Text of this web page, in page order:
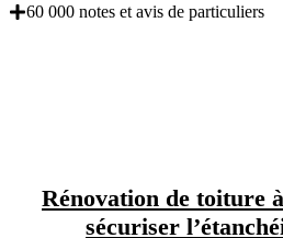
60 000 notes et avis de particuliers
Rénovation de toiture
sécuriser